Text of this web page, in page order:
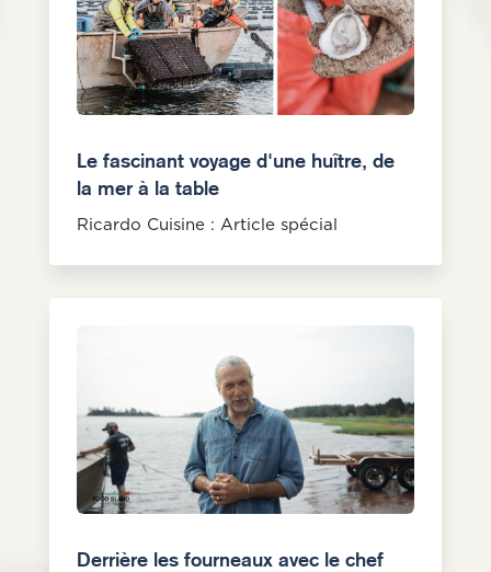
Le fascinant voyage d'une huître, de
la mer à la table
Ricardo Cuisine : Article spécial
Derrière les fourneaux avec le chef